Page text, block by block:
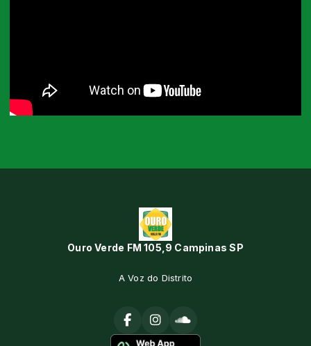
Ouro Verde FM 105,9 Campinas SP
A Voz do Distrito